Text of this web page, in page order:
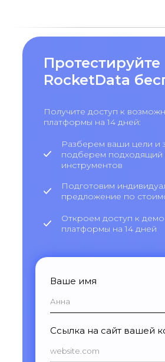
Ваше имя
Ссылка на сайт вашей
Протестируйте
RocketData
Получите доступ к
платформы на 14 дней:
Разберем ваши цели и
подберем подходящий
инструментов
Подготовим
предложение по
Откроем доступ к
платформы на 14 дней